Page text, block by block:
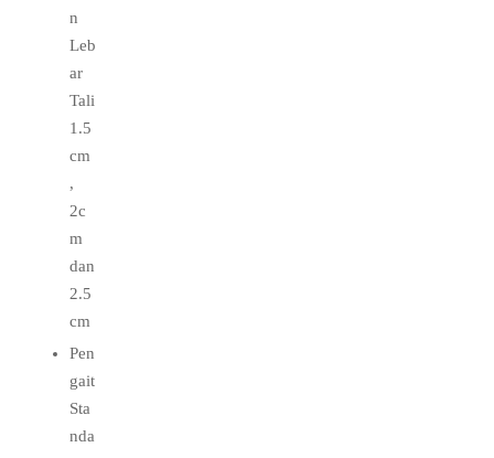
n
Leb
ar
Tali
1.5
cm
,
2c
m
dan
2.5
cm
Pen
gait
Sta
nda